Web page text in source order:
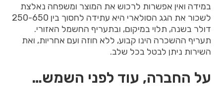
במידה ואין אפשרות לרכוש את המוצר ומשפחה נאלצת
לשכור את הגג הסולארי היא עתידה לחסוך בין
דולר בשנה, תלוי במיקום, ובתעריף החשמל האזורי.
תעריף ההשכרה הינו קבוע, ללא חוזה ועם אחריות, ואת
השירות ניתן לבטל בכל שלב.
על החברה, עוד לפני השמש…